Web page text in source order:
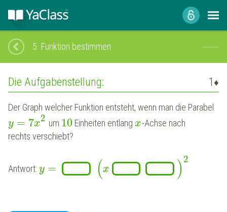
5. Funktion bestimmen
Die Aufgabenstellung: 1♦
Der Graph welcher Funktion entsteht, wenn man die Parabel
y = 7x2 um 10 Einheiten entlang x-Achse nach
rechts verschiebt?
Antwort: y = (x )2